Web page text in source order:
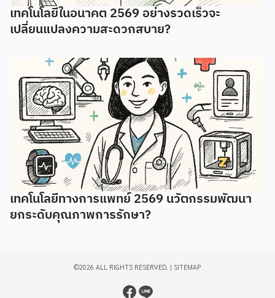
เทคโนโลยีในอนาคต 2569 อย่างรวดเร็วจะ
เปลี่ยนแปลงความสะดวกสบาย?
เทคโนโลยีทางการแพทย์ 2569 นวัตกรรมพัฒนา
ยกระดับคุณภาพการรักษา?
©2026 ALL RIGHTS RESERVED. | SITEMAP